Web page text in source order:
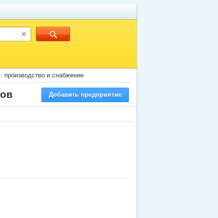
производство и снабжение
Добавить предприятие